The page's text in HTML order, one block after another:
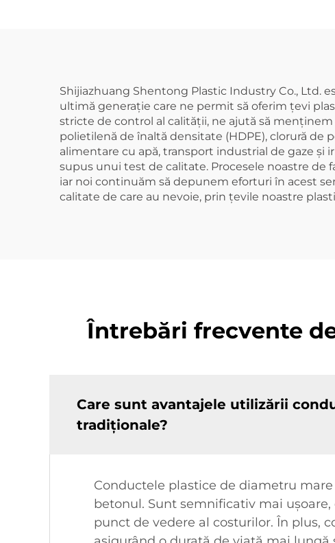
Shijiazhuang Shentong Plastic Industry Co., Ltd.
ultimă generație care ne permit să oferim țevi
stricte de control al calității, ne ajută să
polietilenă de înaltă densitate (HDPE), clorură de
alimentare cu apă, transport industrial de gaze și
supus unui test de calitate. Procesele noastre
iar noi continuăm să depunem eforturi în acest
calitate de care au nevoie, prin țevile noastre
Întrebări frecvente
Care sunt avantajele utilizării
tradiționale?
Conductele plastice de diametru
betonul. Sunt semnificativ mai
punct de vedere al costurilor. În plus,